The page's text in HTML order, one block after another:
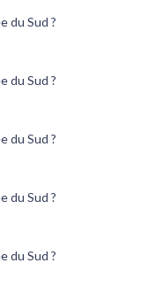
du Sud ?
du Sud ?
du Sud ?
du Sud ?
du Sud ?